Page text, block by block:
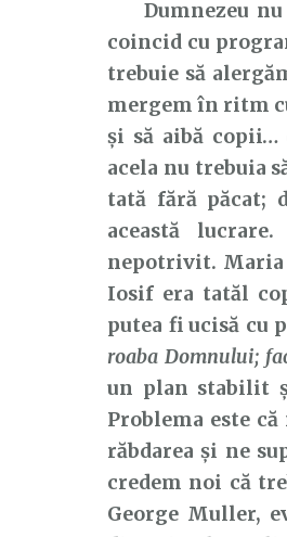
Dumnezeu nu
coincid cu
trebuie să
mergem în ritm
și să aibă copii…
acela nu trebuia
tată fără păcat;
această
nepotrivit. Maria
Iosif era tatăl
putea fi ucisă cu
roaba Domnului;
un plan stabilit
Problema este
răbdarea și ne
credem noi că
George Muller,